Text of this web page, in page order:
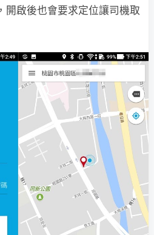
開啟後也會要求定位讓司機取